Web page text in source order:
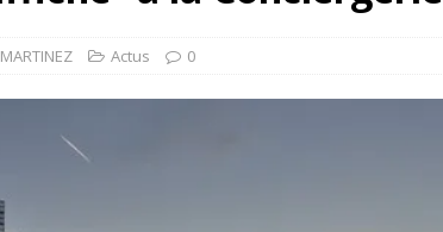
2025 ] DS N°8 : Oui, les français vont parfois trop loin.
Actus 0